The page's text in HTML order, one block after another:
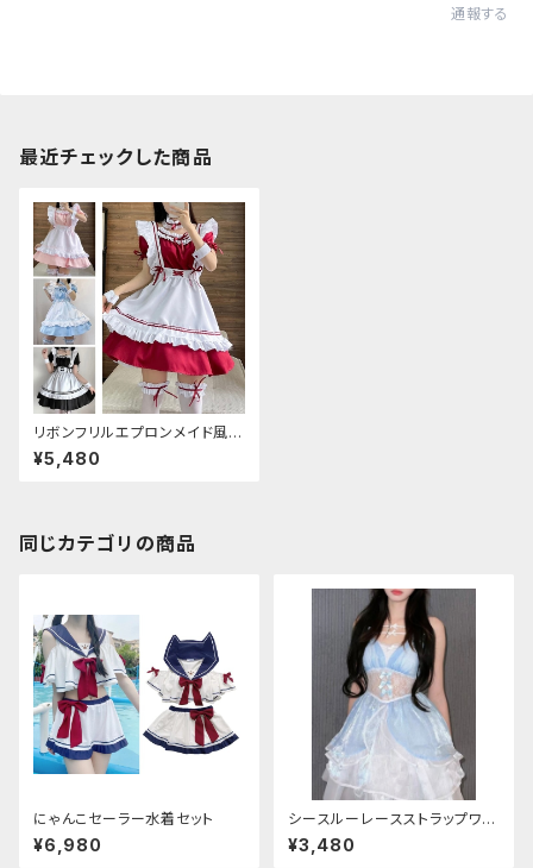
通報する
最近チェックした商品
リボンフリルエプロンメイド風コ
スチュームセット
¥5,480
同じカテゴリの商品
にゃんこセーラー水着セット
¥6,980
シースルーレースストラップワン
ピース
¥3,480